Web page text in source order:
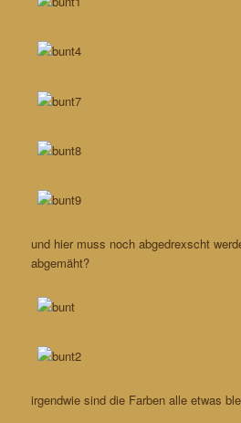
und hier muss noch abgedrexscht
abgemäht?
irgendwie sind die Farben alle etwas